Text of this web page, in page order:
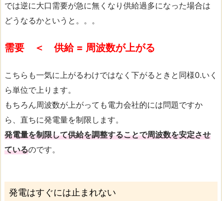
では逆に大口需要が急に無くなり供給過多になった場合は
どうなるかというと。。。
需要 ＜ 供給 = 周波数が上がる
こちらも一気に上がるわけではなく下がるときと同様0.いく
ら単位で上ります。
もちろん周波数が上がっても電力会社的には問題ですか
ら、直ちに発電量を制限します。
発電量を制限して供給を調整することで周波数を安定させ
ているのです。
発電はすぐには止まれない